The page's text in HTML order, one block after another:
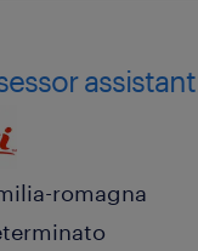
assistant
romagna